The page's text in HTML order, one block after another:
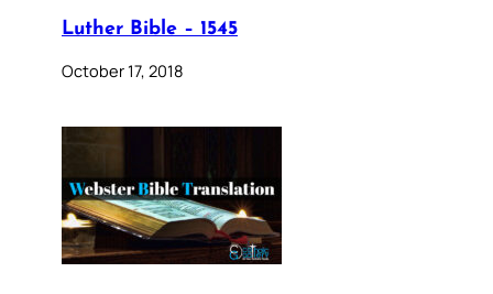
Luther Bible – 1545
October 17, 2018